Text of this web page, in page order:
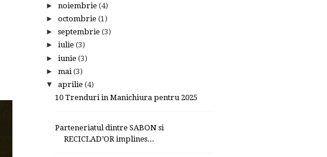
► noiembrie (4)
► octombrie (1)
► septembrie (3)
► iulie (3)
► iunie (3)
► mai (3)
▼ aprilie (4)
10 Trenduri in Manichiura pentru 2025
Parteneriatul dintre SABON si
RECICLAD’OR implines...